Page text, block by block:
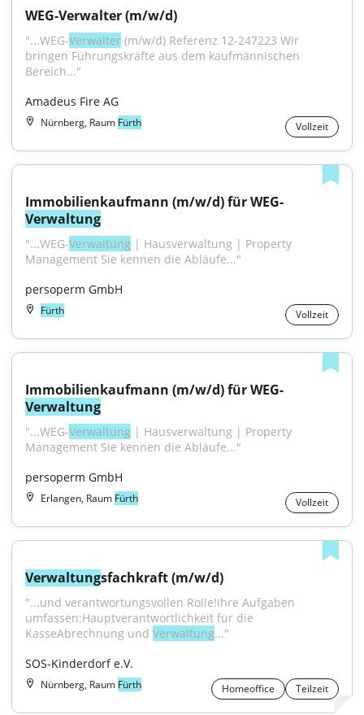
WEG-Verwalter (m/w/d)
"...WEG-Verwalter (m/w/d) Referenz 12-247223 Wir
bringen Führungskräfte aus dem kaufmännischen
Bereich..."
Amadeus Fire AG
Nürnberg, Raum Fürth Vollzeit
Immobilienkaufmann (m/w/d) für WEG-
Verwaltung
"...WEG-Verwaltung | Hausverwaltung | Property
Management Sie kennen die Abläufe..."
persoperm GmbH
Fürth Vollzeit
Immobilienkaufmann (m/w/d) für WEG-
Verwaltung
"...WEG-Verwaltung | Hausverwaltung | Property
Management Sie kennen die Abläufe..."
persoperm GmbH
Erlangen, Raum Fürth Vollzeit
Verwaltungsfachkraft (m/w/d)
"...und verantwortungsvollen Rolle!Ihre Aufgaben
umfassen:Hauptverantwortlichkeit für die
KasseAbrechnung und Verwaltung..."
SOS-Kinderdorf e.V.
Nürnberg, Raum Fürth Homeoffice Teilzeit